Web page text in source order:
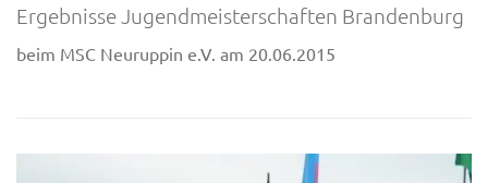
Ergebnisse Jugendmeisterschaften Brandenburg
beim MSC Neuruppin e.V. am 20.06.2015